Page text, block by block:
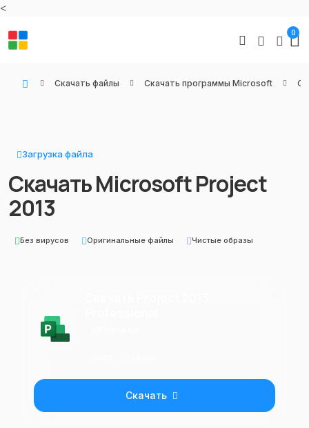
<
0
Скачать файлы Скачать программы Microsoft
Загрузка файла
Скачать Microsoft Project
2013
Без вирусов Оригинальные файлы Чистые образы
Скачать